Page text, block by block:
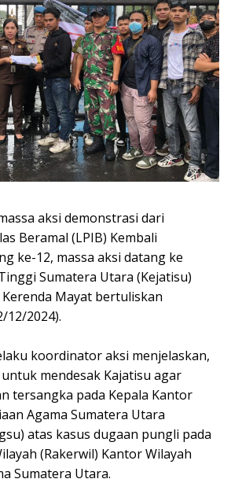
aksi demonstrasi dari
Beramal (LPIB) Kembali
ke-12, massa aksi datang ke
Sumatera Utara (Kejatisu)
Mayat bertuliskan
12/2024).
koordinator aksi menjelaskan,
mendesak Kajatisu agar
tersangka pada Kepala Kantor
Agama Sumatera Utara
atas kasus dugaan pungli pada
(Rakerwil) Kantor Wilayah
Sumatera Utara.